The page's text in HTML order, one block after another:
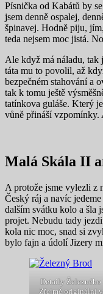
Písnička od Kabátů by
jsem denně ospalej,
špinavej. Hodně piju,
teda nejsem moc jistá.
Ale když má náladu, tak
táta mu to povolil, až
bezpečném stahování a
tak k tomu ještě
tatínkova guláše. Který
vůně přináší vzpomínky.
Malá Skála II
A protože jsme vylezli z
Český ráj a navíc
dalším svátku kolo a šla
projet. Nebudu tady
kola nic moc, snad si
bylo fajn a údolí Jizery
Detaily Železného
Zřejmě originální